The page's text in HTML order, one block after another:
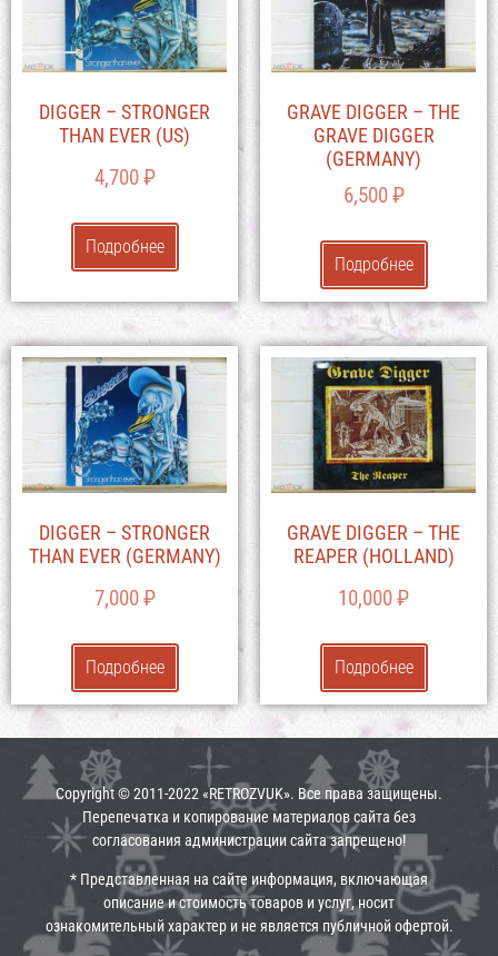
DIGGER – STRONGER
THAN EVER (US)
4,700₽
Подробнее
GRAVE DIGGER – THE
GRAVE DIGGER
(GERMANY)
6,500₽
Подробнее
DIGGER – STRONGER
THAN EVER (GERMANY)
7,000₽
Подробнее
GRAVE DIGGER – THE
REAPER (HOLLAND)
10,000₽
Подробнее
Copyright © 2011-2022 «RETROZVUK». Все права защищены.
Перепечатка и копирование материалов сайта без
согласования администрации сайта запрещено!
* Представленная на сайте информация, включающая
описание и стоимость товаров и услуг, носит
ознакомительный характер и не является публичной офертой.